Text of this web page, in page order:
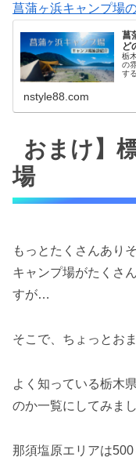
菖蒲ヶ浜キャンプ場
菖
ど
栃
の
す
nstyle88.com
おまけ】
場
もっとたくさんあり
キャンプ場がたくさ
すが…
そこで、ちょっとおま
よく知っている栃木
のか一覧にしてみま
那須塩原エリアは